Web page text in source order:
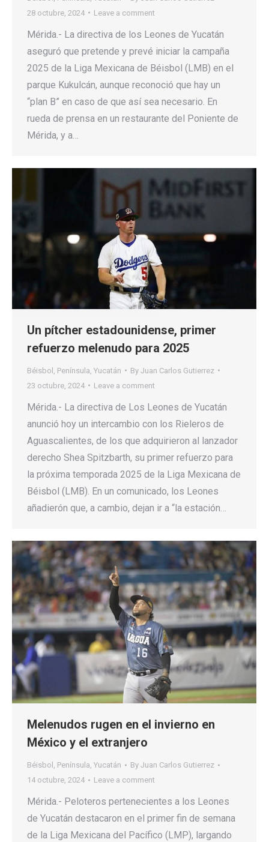
28 octubre, 2024
Leave a comment
Mérida.- La directiva de los Leones de Yucatán
aseguró que pretende y prevé iniciar la campaña
2025 de la Liga Mexicana de Béisbol (LMB) en el
parque Kukulcán, aunque reconoció que hay un
“plan B” en caso de que así sea necesario. En
rueda de prensa en un restaurante del Poniente de
Mérida, y a…
Un pítcher estadounidense, primer
refuerzo melenudo para 2025
Béisbol Península Yucatán By Juan Carlos Gutierrez
23 octubre, 2024
Leave a comment
Mérida.- La directiva de Los Leones de Yucatán
anunció hoy un intercambio con los Rieleros de
Aguascalientes, de los que adquirieron al lanzador
derecho Shea Spitzbarth, su primer refuerzo para
la próxima temporada 2025 de la Liga Mexicana de
Béisbol (LMB). En un comunicado, los Leones
añadierón que, a cambio, dejan ir a “la estación…
Melenudos rugen en el invierno en
México y el extranjero
Béisbol , Península, Yucatán By Juan Carlos Gutierrez
14 octubre, 2024
Leave a comment
Mérida.- Peloteros pertenecientes a los Leones
de Yucatán destacaron en el primer fin de semana
de la Liga Mexicana del Pacífico (LMP), largando